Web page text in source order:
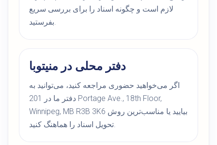
لازم است و چگونه اسناد را برای بررسی سریع
بفرستید.
دفتر محلی در منیتوبا
اگر می‌خواهید حضوری مراجعه کنید، می‌توانید به
دفتر ما در 201 Portage Ave., 18th Floor,
Winnipeg, MB R3B 3K6 بیایید یا مناسب‌ترین روش
تحویل اسناد را هماهنگ کنید.